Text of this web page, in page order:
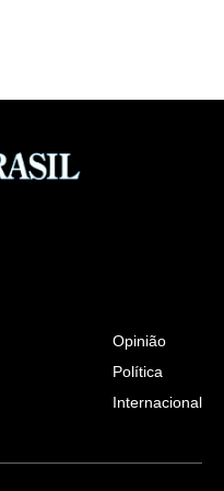
Opinião
Política
Internacional